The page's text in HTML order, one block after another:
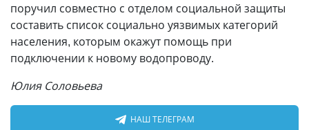
поручил совместно с отделом социальной защиты
составить список социально уязвимых категорий
населения, которым окажут помощь при
подключении к новому водопроводу.
Юлия Соловьева
НАШ ТЕЛЕГРАМ